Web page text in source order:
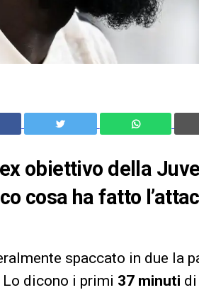
obiettivo della
cosa ha fatto
spaccato in due la
dicono i primi 37 minuti